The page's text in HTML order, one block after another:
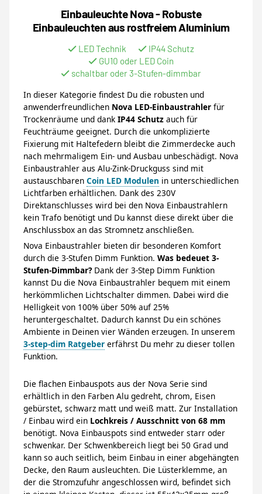
Einbauleuchte Nova - Robuste
Einbauleuchten aus rostfreiem Aluminium
LED Technik
IP44 Schutz
GU10 oder LED Coin
schaltbar oder 3-Stufen-dimmbar
In dieser Kategorie findest Du die robusten und
anwenderfreundlichen Nova LED-Einbaustrahler für
Trockenräume und dank IP44 Schutz auch für
Feuchträume geeignet. Durch die unkomplizierte
Fixierung mit Haltefedern bleibt die Zimmerdecke auch
nach mehrmaligem Ein- und Ausbau unbeschädigt. Nova
Einbaustrahler aus Alu-Zink-Druckguss sind mit
austauschbaren Coin LED Modulen in unterschiedlichen
Lichtfarben erhältlichen. Dank des 230V
Direktanschlusses wird bei den Nova Einbaustrahlern
kein Trafo benötigt und Du kannst diese direkt über die
Anschlussbox an das Stromnetz anschließen.
Nova Einbaustrahler bieten dir besonderen Komfort
durch die 3-Stufen Dimm Funktion. Was bedeuet 3-
Stufen-Dimmbar?Dank der 3-Step Dimm Funktion
kannst Du die Nova Einbaustrahler bequem mit einem
herkömmlichen Lichtschalter dimmen. Dabei wird die
Helligkeit von 100% über 50% auf 25%
heruntergeschaltet. Dadurch kannst Du ein schönes
Ambiente in Deinen vier Wänden erzeugen. In unserem
3-step-dim Ratgeber erfährst Du mehr zu dieser tollen
Funktion.
Die flachen Einbauspots aus der Nova Serie sind
erhältlich in den Farben Alu gedreht, chrom, Eisen
gebürstet, schwarz matt und weiß matt. Zur Installation
/ Einbau wird ein Lochkreis / Ausschnitt von 68 mm
benötigt. Nova Einbauspots sind entweder starr oder
schwenkar. Der Schwenkbereich liegt bei 50 Grad und
kann so auch seitlich, beim Einbau in einer abgehängten
Decke, den Raum ausleuchten. Die Lüsterklemme, an
der die Stromzufuhr angeschlossen wird, befindet sich